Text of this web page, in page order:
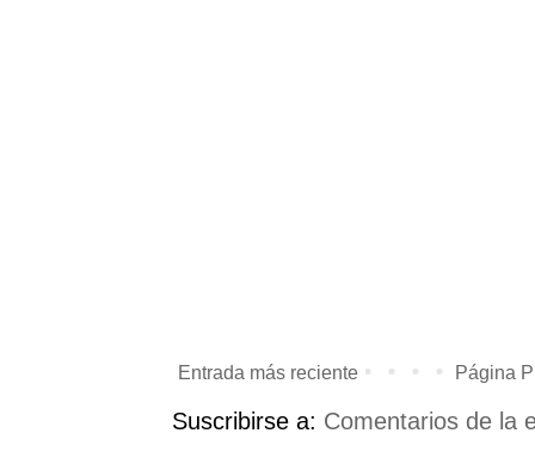
Entrada más reciente Página
Suscribirse a: Comentarios de la